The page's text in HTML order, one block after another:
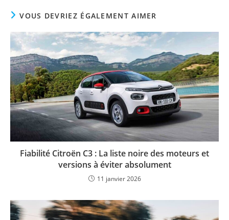
VOUS DEVRIEZ ÉGALEMENT AIMER
Fiabilité Citroën C3 : La liste noire des moteurs et
versions à éviter absolument
11 janvier 2026